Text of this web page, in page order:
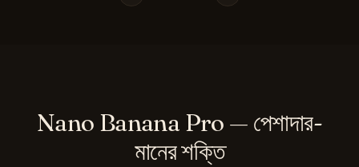
Nano Banana Pro — পেশাদার-
মানের শক্তি